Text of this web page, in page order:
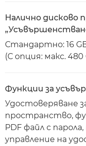
Налично дисково
Стандартно: 16
(С опция: макс. 480
Функции за
Удостоверяване
пространство,
PDF файл с
управление на